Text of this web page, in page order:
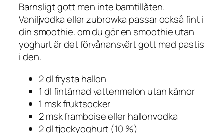
Barnsligt gott men inte barntillåten.
Vaniljvodka eller zubrowka passar också fint i
din smoothie. om du gör en smoothie utan
yoghurt är det förvånansvärt gott med pastis
i den.
2 dl frysta hallon
1 dl fintärnad vattenmelon utan kärnor
1 msk fruktsocker
2 msk framboise eller hallonvodka
2 dl tjockyoghurt (10 %)